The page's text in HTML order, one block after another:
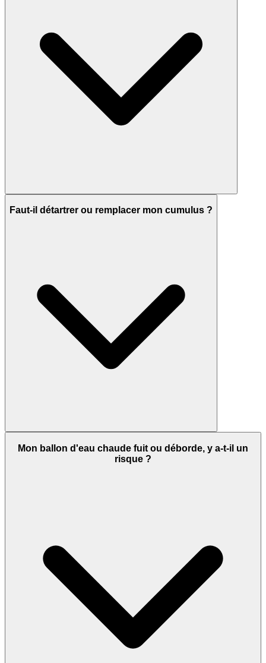
Faut-il détartrer ou remplacer mon cumulus ?
Mon ballon d'eau chaude fuit ou déborde, y a-t-il un
risque ?